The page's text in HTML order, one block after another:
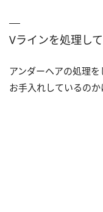
Vラインを処理し
アンダーヘアの処理
お手入れしているのか